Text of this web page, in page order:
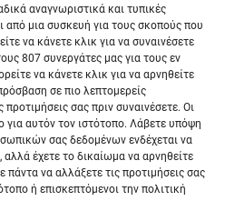
αναγνωριστικά και τυπικές
από μια συσκευή για τους σκοπούς που
να κάνετε κλικ για να συναινέσετε
807 συνεργάτες μας για τους εν
να κάνετε κλικ για να αρνηθείτε
σε πιο λεπτομερείς
σας πριν συναινέσετε. Οι
για αυτόν τον ιστότοπο. Λάβετε υπόψη
σας δεδομένων ενδέχεται να
έχετε το δικαίωμα να αρνηθείτε
πάντα να αλλάξετε τις προτιμήσεις σας
ή επισκεπτόμενοι την πολιτική